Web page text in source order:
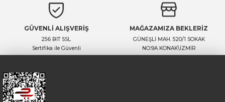
GÜVENLİ ALIŞVERİŞ
256 BIT SSL
Sertifika ile Güvenli
MAĞAZAMIZA BEKLERİZ
GÜNEŞLİ MAH. 520/1 SOKAK
NO:9A KONAK\İZMİR